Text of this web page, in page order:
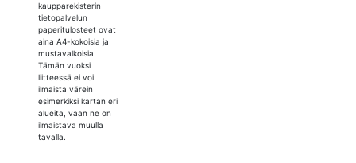
kaupparekisterin
tietopalvelun
paperitulosteet ovat
aina A4-kokoisia ja
mustavalkoisia.
Tämän vuoksi
liitteessä ei voi
ilmaista värein
esimerkiksi kartan eri
alueita, vaan ne on
ilmaistava muulla
tavalla.